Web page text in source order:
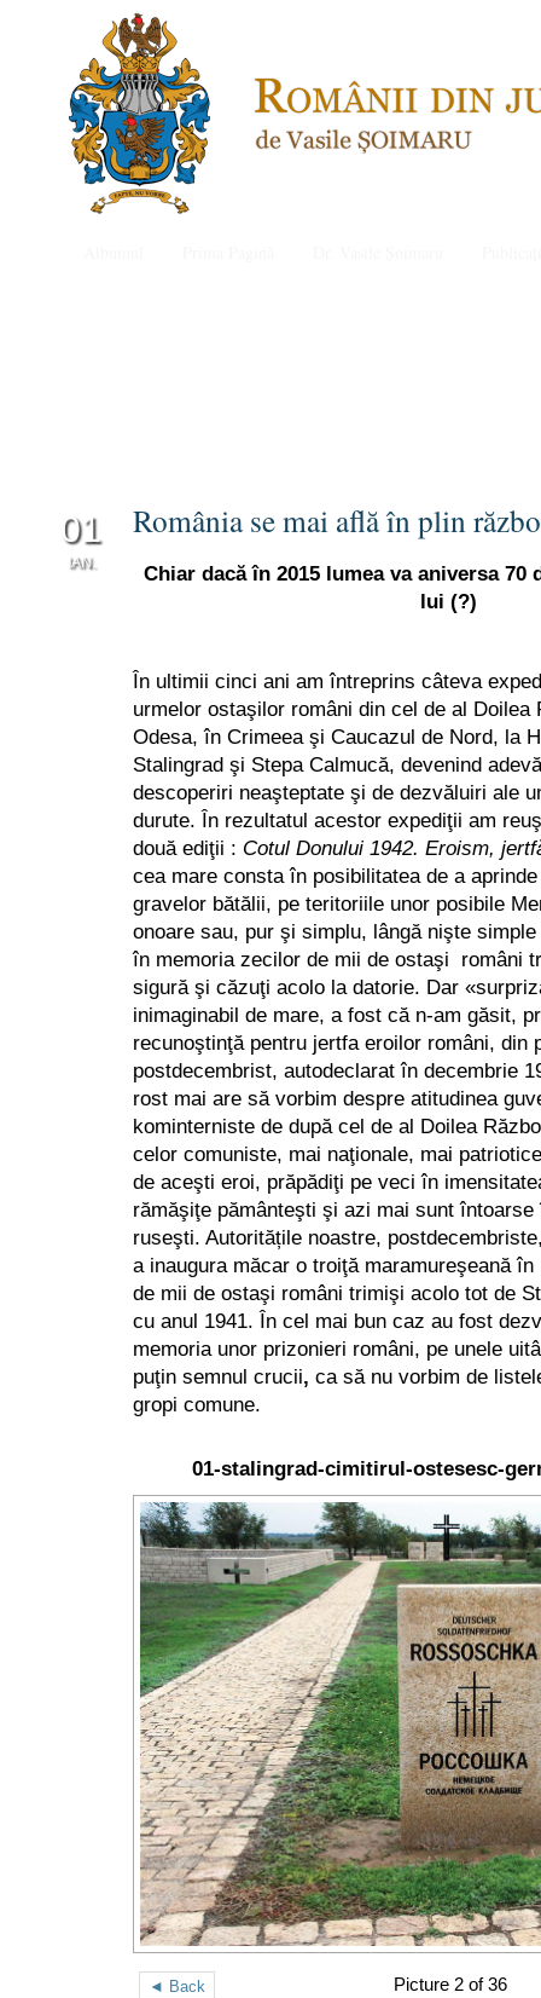
01
IAN.
România se mai află în plin
Chiar dacă în 2015 lumea va aniversa 70
lui (?)
În ultimii cinci ani am întreprins câteva
urmelor ostaşilor români din cel de al Doilea
Odesa, în Crimeea şi Caucazul de Nord, la
Stalingrad şi Stepa Calmucă, devenind
descoperiri neaşteptate şi de dezvăluiri ale
durute. În rezultatul acestor expediţii am
două ediţii : Cotul Donului 1942. Eroism,
cea mare consta în posibilitatea de a
gravelor bătălii, pe teritoriile unor posibile
onoare sau, pur şi simplu, lângă nişte
în memoria zecilor de mii de ostaşi români
sigură şi căzuţi acolo la datorie. Dar
inimaginabil de mare, a fost că n-am găsit,
recunoştinţă pentru jertfa eroilor români, din
postdecembrist, autodeclarat în decembrie
rost mai are să vorbim despre atitudinea
kominterniste de după cel de al Doilea
celor comuniste, mai naţionale, mai
de aceşti eroi, prăpădiţi pe veci în
rămăşiţe pământeşti şi azi mai sunt
ruseşti. Autoritățile noastre,
a inaugura măcar o troiţă maramureşeană
de mii de ostaşi români trimişi acolo tot de
cu anul 1941. În cel mai bun caz au fost
memoria unor prizonieri români, pe unele
puţin semnul crucii, ca să nu vorbim de
gropi comune.
01-stalingrad-cimitirul-ostesesc-
◄ Back Picture 2 of 36